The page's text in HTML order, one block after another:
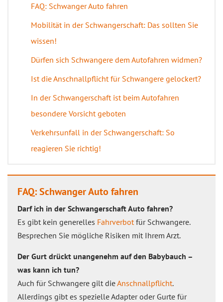
FAQ: Schwanger Auto fahren
Mobilität in der Schwangerschaft: Das sollten Sie
wissen!
Dürfen sich Schwangere dem Autofahren widmen?
Ist die Anschnallpflicht für Schwangere gelockert?
In der Schwangerschaft ist beim Autofahren
besondere Vorsicht geboten
Verkehrsunfall in der Schwangerschaft: So
reagieren Sie richtig!
FAQ: Schwanger Auto fahren
Darf ich in der Schwangerschaft Auto fahren?
Es gibt kein generelles Fahrverbotfür Schwangere.
Besprechen Sie mögliche Risiken mit Ihrem Arzt.
Der Gurt drückt unangenehm auf den Babybauch –
was kann ich tun?
Auch für Schwangere gilt dieAnschnallpflicht.
Allerdings gibt es spezielle Adapter oder Gurte für